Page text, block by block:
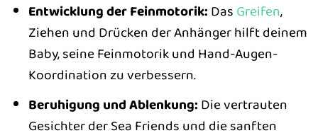
Entwicklung der Feinmotorik: Das Greifen,
Ziehen und Drücken der Anhänger hilft deinem
Baby, seine Feinmotorik und Hand-Augen-
Koordination zu verbessern.
Beruhigung und Ablenkung: Die vertrauten
Gesichter der Sea Friends und die sanften